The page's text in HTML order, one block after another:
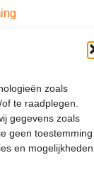
zoals
te raadplegen.
gegevens zoals
geen toestemming
en mogelijkheden